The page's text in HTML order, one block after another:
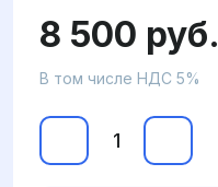
8 500 руб.
В том числе НДС 5%